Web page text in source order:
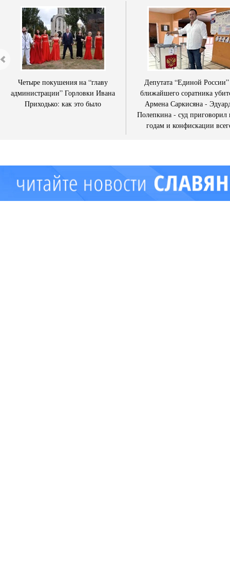
Четыре покушения на “главу
администрации” Горловки Ивана
Приходько: как это было
Депутата “Единой
ближайшего соратника
Армена Саркисяна -
Полепкина - суд приговорил
годам и конфискации